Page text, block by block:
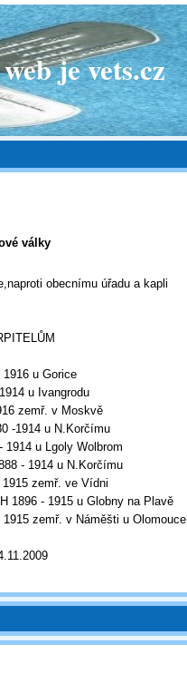
je vets.cz
války
obecnímu úřadu a kapli
u Gorice
u Ivangrodu
zemř. v Moskvě
-1914 u N.Korčímu
1914 u Lgoly Wolbrom
- 1914 u N.Korčímu
1915 zemř. ve Vídni
1896 - 1915 u Globny na Plavě
zemř. v Náměšti u Olomouce